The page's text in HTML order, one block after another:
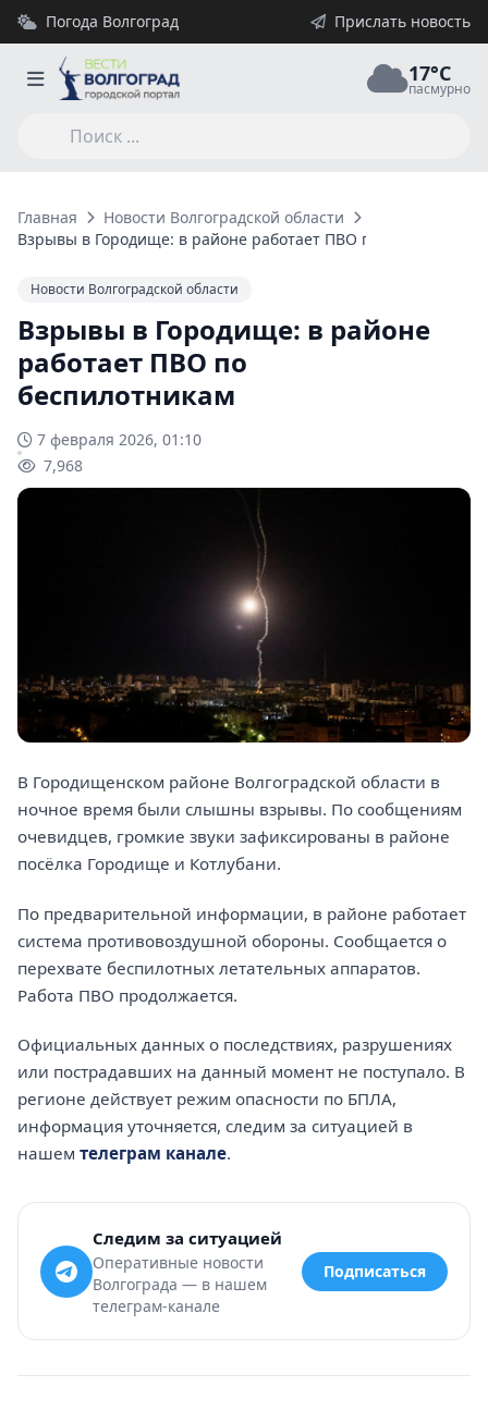
Погода Волгоград Прислать новость
17°C
пасмурно
Главная
Новости Волгоградской области
Взрывы в Городище: в районе работает ПВО по
Новости Волгоградской области
Взрывы в Городище: в районе
работает ПВО по
беспилотникам
7 февраля 2026, 01:10
7,968
В Городищенском районе Волгоградской области в
ночное время были слышны взрывы. По сообщениям
очевидцев, громкие звуки зафиксированы в районе
посёлка Городище и Котлубани.
По предварительной информации, в районе работает
система противовоздушной обороны. Сообщается о
перехвате беспилотных летательных аппаратов.
Работа ПВО продолжается.
Официальных данных о последствиях, разрушениях
или пострадавших на данный момент не поступало. В
регионе действует режим опасности по БПЛА,
информация уточняется, следим за ситуацией в
нашем телеграм канале.
Следим за ситуацией
Оперативные новости
Волгограда — в нашем
телеграм-канале
Подписаться